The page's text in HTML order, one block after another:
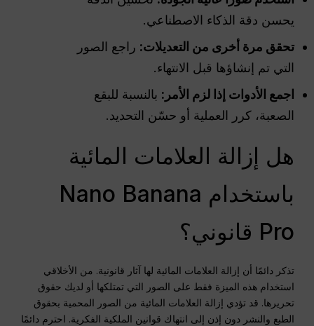
يحسن دقة الذكاء الاصطناعي.
تحقق مرة أخرى من التعديلات: راجع الصور
التي تم إنشاؤها قبل الانتهاء.
اجمع الأدوات إذا لزم الأمر: بالنسبة للبقع
الصعبة، كرر العملية أو حسّن التحديد.
هل إزالة العلامات المائية
باستخدام Nano Banana
Pro قانوني؟
تذكر دائمًا أن إزالة العلامات المائية لها آثار قانونية. من الأخلاقي
استخدام هذه الميزة فقط على الصور التي تمتلكها أو لديك حقوق
تحريرها. قد تؤدي إزالة العلامات المائية من الصور المحمية بحقوق
الطبع والنشر دون إذن إلى انتهاك قوانين الملكية الفكرية. احترم دائمًا